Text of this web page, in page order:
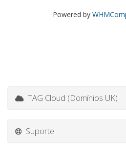
Powered by
TAG Cloud (Domínios UK)
Suporte